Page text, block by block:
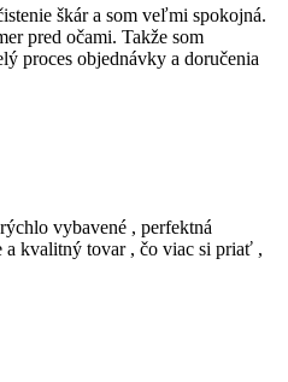
škár a som veľmi spokojná.
pred očami. Takže som
proces objednávky a doručenia
vybavené , perfektná
a kvalitný tovar , čo viac si priať ,